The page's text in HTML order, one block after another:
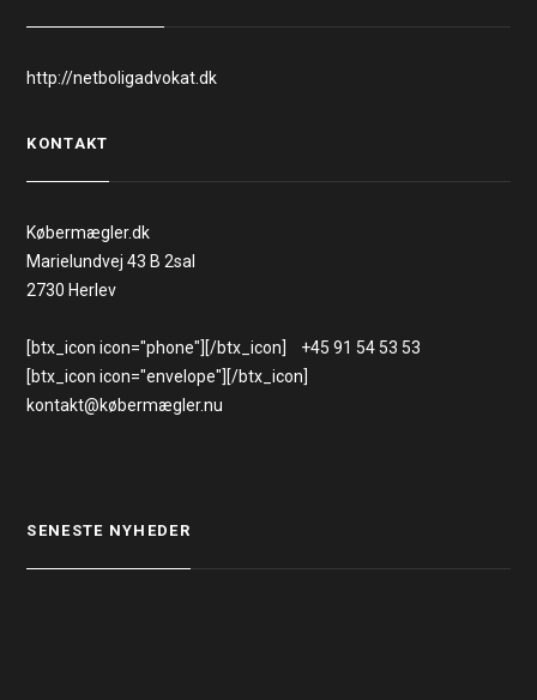
http://netboligadvokat.dk
KONTAKT
Købermægler.dk
Marielundvej 43 B 2sal
2730 Herlev
[btx_icon icon="phone"][/btx_icon] +45 91 54 53 53
[btx_icon icon="envelope"][/btx_icon]
kontakt@købermægler.nu
SENESTE NYHEDER